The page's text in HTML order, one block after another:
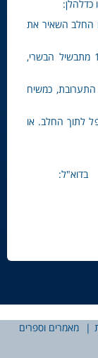
החלב השאיר את
למנהג האשכנזים: אם החלב הוא פחות מ 1/60 מתבשיל הבשרי,
התערובת, כמשיח
לתוך החלב. או
בדוא"ל:
מאמרים וספרים